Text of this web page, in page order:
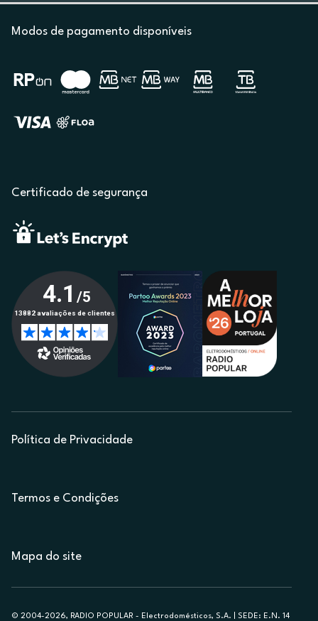
Modos de pagamento disponíveis
Certificado de segurança
Política de Privacidade
Termos e Condições
Mapa do site
© 2004-2026, RADIO POPULAR - Electrodomésticos, S.A. | SEDE: E.N. 14